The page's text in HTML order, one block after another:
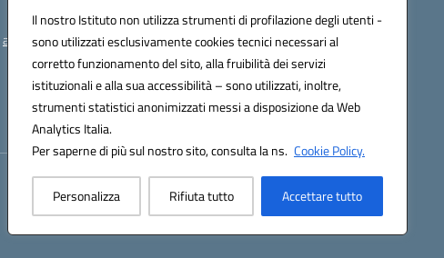
Il nostro Istituto non utilizza strumenti di profilazione degli utenti -
sono utilizzati esclusivamente cookies tecnici necessari al
corretto funzionamento del sito, alla fruibilità dei servizi
istituzionali e alla sua accessibilità – sono utilizzati, inoltre,
strumenti statistici anonimizzati messi a disposizione da Web
Analytics Italia.
Per saperne di più sul nostro sito, consulta la ns. Cookie Policy.
Personalizza Rifiuta tutto Accettare tutto
anpc010006@pec.istruzione.it